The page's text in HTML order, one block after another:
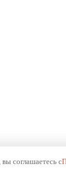
соглашаетесь с